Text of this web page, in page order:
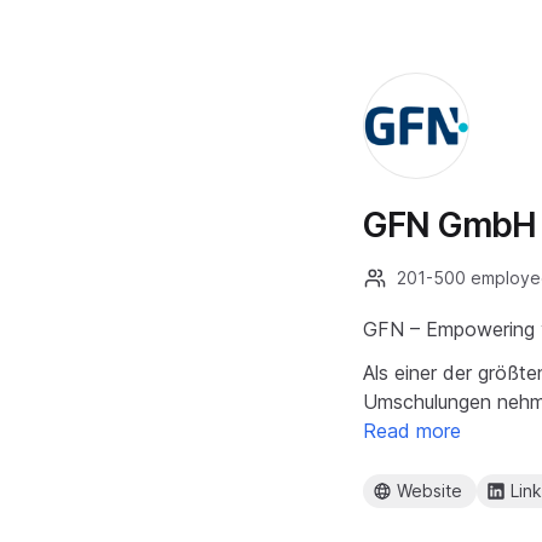
GFN GmbH
201-500
GFN –
Als einer der
Umschulungen
Read more
Website